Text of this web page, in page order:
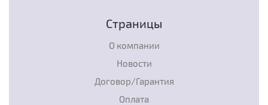
Страницы
О компании
Новости
Договор/Гарантия
Оплата